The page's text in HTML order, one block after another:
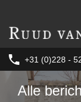
+31 (0)228 -
Alle